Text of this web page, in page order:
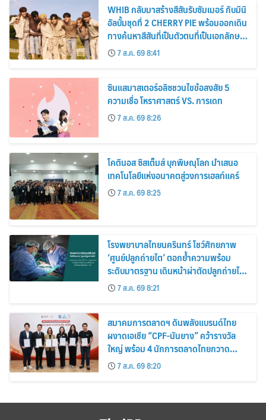
WHIB กลับมาสร้างสีสันรับซัมเมอร์ กับมินิ
อัลบั้มชุดที่ 2 CHERRY PIE พร้อมออกเดิน
ทางค้นหาสีสันที่เป็นตัวตนที่เป็นเอกลักษณ์
ของตัวเอง
7 ส.ค. 69 8:41
ซินแสมาสเตอร์อลิซชวนไขข้อสงสัย 5
ความเชื่อ โหราศาสตร์ VS. การเดท
7 ส.ค. 69 8:26
โคตินอส ซิสเต็มส์ บุกพิษณุโลก นำเสนอ
เทคโนโลยีแห่งอนาคตสู่วงการเฮลท์แคร์
7 ส.ค. 69 8:25
โรงพยาบาลไทยนครินทร์ โชว์ศักยภาพ
‘ศูนย์ปลูกถ่ายไต’ ตอกย้ำความพร้อม
ระดับมาตรฐาน เดินหน้าผ่าตัดปลูกถ่ายไต
สำเร็จ 2 รายพร้อมกัน จากผู้บริจาคอวัยวะ
รายเดียวกัน
7 ส.ค. 69 8:21
สมาคมการตลาดฯ ดันพลังแบรนด์ไทย
ผงาดเอเชีย “CPF-นันยาง” คว้ารางวัล
ใหญ่ พร้อม 4 นักการตลาดไทยกวาด
รางวัลบุคคลเวที AMF AMEA & YWN
2026
7 ส.ค. 69 8:20